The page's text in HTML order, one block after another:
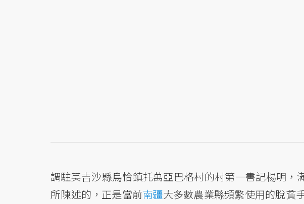
調駐英吉沙縣烏恰鎮托萬亞巴格村的村第一書記楊明，
所陳述的，正是當前南疆大多數農業縣頻繁使用的脫貧